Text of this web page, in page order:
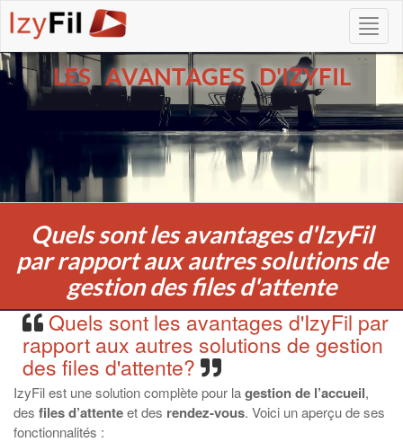
LES AVANTAGES D'IZYFIL
Quels sont les avantages d'IzyFil
par rapport aux autres solutions de
gestion des files d'attente
Quels sont les avantages d'IzyFil par
rapport aux autres solutions de gestion
des files d'attente?
IzyFil est une solution complète pour lagestion de l’accueil,
des files d’attenteet des rendez-vous. Voici un aperçu de ses
fonctionnalités :